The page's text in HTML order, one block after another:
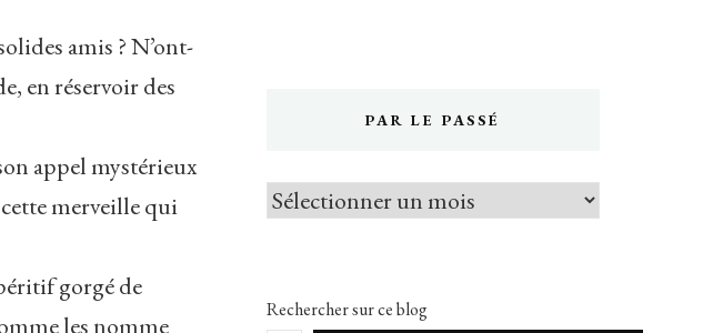
amis ? N’ont-
en réservoir des
appel mystérieux
merveille qui
gorgé de
les nomme
PAR LE PASSÉ
Par
Rechercher sur ce blog